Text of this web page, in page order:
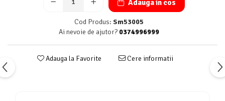
Adauga in cos
Cod Produs: Sm53005
Ai nevoie de ajutor? 0374996999
Adauga la Favorite Cere informatii